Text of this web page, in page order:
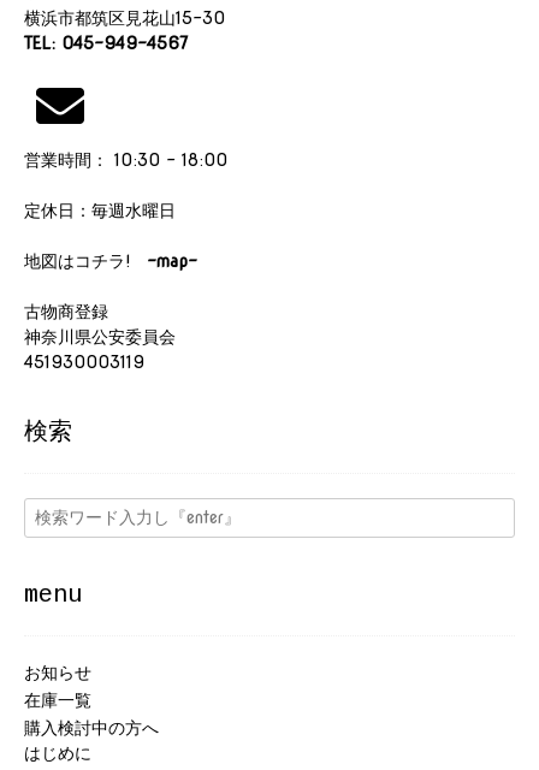
横浜市都筑区見花山15-30
TEL: 045-949-4567
営業時間： 10:30 - 18:00
定休日：毎週水曜日
地図はコチラ! -map-
古物商登録
神奈川県公安委員会
451930003119
検索
menu
お知らせ
在庫一覧
購入検討中の方へ
はじめに